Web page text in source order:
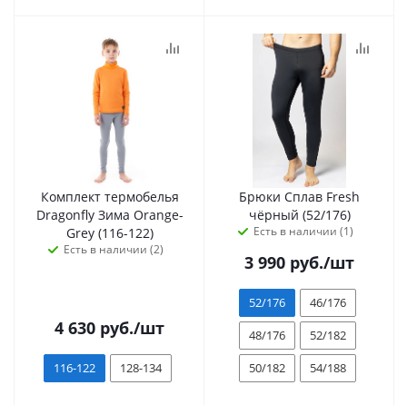
Комплект термобелья
Dragonfly Зима Orange-
Grey (116-122)
Есть в наличии (2)
4 630 руб./шт
116-122 128-134
Брюки Сплав Fresh
чёрный (52/176)
Есть в наличии (1)
3 990 руб./шт
52/176
46/176
48/176
52/182
50/182
54/188